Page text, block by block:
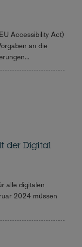
Accessibility Act)
an die
der Digital
alle digitalen
2024 müssen